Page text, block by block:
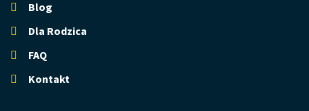
Blog
Dla Rodzica
FAQ
Kontakt